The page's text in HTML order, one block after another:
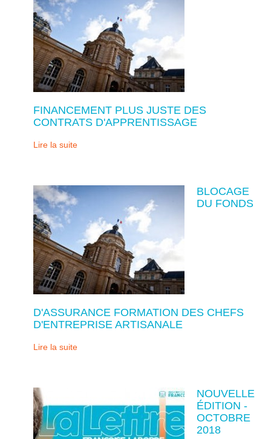
FINANCEMENT PLUS JUSTE DES
CONTRATS D'APPRENTISSAGE
Lire la suite
BLOCAGE
DU FONDS
D'ASSURANCE FORMATION DES CHEFS
D'ENTREPRISE ARTISANALE
Lire la suite
NOUVELLE
ÉDITION -
OCTOBRE
2018